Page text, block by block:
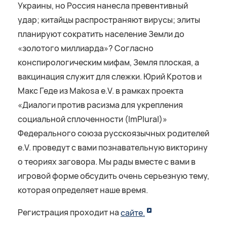
Украины, но Россия нанесла превентивный
удар; китайцы распространяют вирусы; элиты
планируют сократить население Земли до
«золотого миллиарда»? Согласно
конспирологическим мифам, Земля плоская, а
вакцинация служит для слежки. Юрий Кротов и
Макс Геде из Makosa e.V. в рамках проекта
«Диалоги против расизма для укрепления
социальной сплоченности (ImPlural)»
Федерального союза русскоязычных родителей
e.V. проведут с вами познавательную викторину
о теориях заговора. Мы рады вместе с вами в
игровой форме обсудить очень серьезную тему,
которая определяет наше время.
Регистрация проходит насайте.